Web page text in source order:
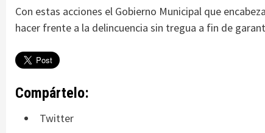
Con estas acciones el Gobierno Municipal que
hacer frente a la delincuencia sin tregua a fin de
Compártelo:
Twitter